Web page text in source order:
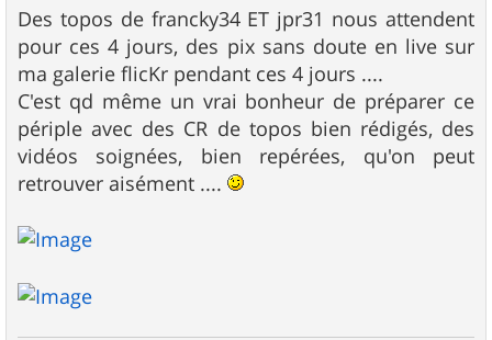
g
e
Des topos de francky34 ET jpr31 nous attendent
pour ces 4 jours, des pix sans doute en live sur
ma galerie flicKr pendant ces 4 jours ....
C'est qd même un vrai bonheur de préparer ce
périple avec des CR de topos bien rédigés, des
vidéos soignées, bien repérées, qu'on peut
retrouver aisément ....